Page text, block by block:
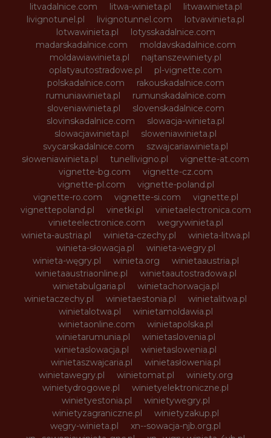
litvadalnice.com
litwa-winieta.pl
litwawinieta.pl
livignotunel.pl
livignotunnel.com
lotvawinieta.pl
lotwawinieta.pl
lotysskadalnice.com
madarskadalnice.com
moldavskadalnice.com
moldawiawinieta.pl
najtanszewiniety.pl
oplatyautostradowe.pl
pl-vignette.com
polskadalnice.com
rakouskadalnice.com
rumuniawinieta.pl
rumunskadalnice.com
sloveniawinieta.pl
slovenskadalnice.com
slovinskadalnice.com
slowacja-winieta.pl
slowacjawinieta.pl
sloweniawinieta.pl
svycarskadalnice.com
szwajcariawinieta.pl
słoweniawinieta.pl
tunellivigno.pl
vignette-at.com
vignette-bg.com
vignette-cz.com
vignette-pl.com
vignette-poland.pl
vignette-ro.com
vignette-si.com
vignette.pl
vignettepoland.pl
vinetki.pl
vinietaelectronica.com
vinieteelectronice.com
wegrywinieta.pl
winieta-austria.pl
winieta-czechy.pl
winieta-litwa.pl
winieta-słowacja.pl
winieta-wegry.pl
winieta-węgry.pl
winieta.org
winietaaustria.pl
winietaaustriaonline.pl
winietaautostradowa.pl
winietabulgaria.pl
winietachorwacja.pl
winietaczechy.pl
winietaestonia.pl
winietalitwa.pl
winietalotwa.pl
winietamoldawia.pl
winietaonline.com
winietapolska.pl
winietarumunia.pl
winietaslovenia.pl
winietaslowacja.pl
winietaslowenia.pl
winietaszwajcaria.pl
winietasłowenia.pl
winietawegry.pl
winietomat.pl
winiety.org
winietydrogowe.pl
winietyelektroniczne.pl
winietyestonia.pl
winietywegry.pl
winietyzagraniczne.pl
winietyzakup.pl
węgry-winieta.pl
xn--sowacja-njb.org.pl